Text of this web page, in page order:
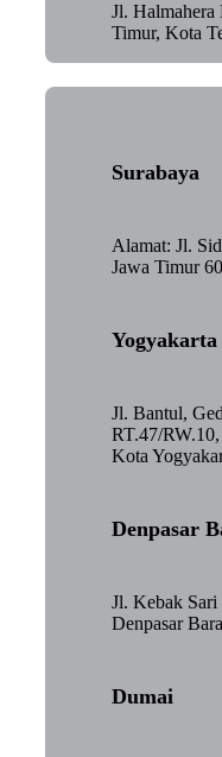
Jl.
Timur, Kota
Surabaya
Alamat: Jl.
Jawa Timur
Yogyakarta
Jl. Bantul,
RT.47/
Kota
Denpasar
Jl. Kebak
Denpasar
Dumai